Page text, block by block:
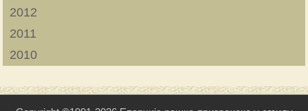
2012
2011
2010